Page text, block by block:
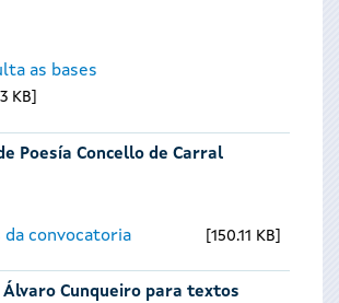
as bases
KB
Poesía Concello de Carral
da convocatoria 150.11 KB
Álvaro Cunqueiro para textos